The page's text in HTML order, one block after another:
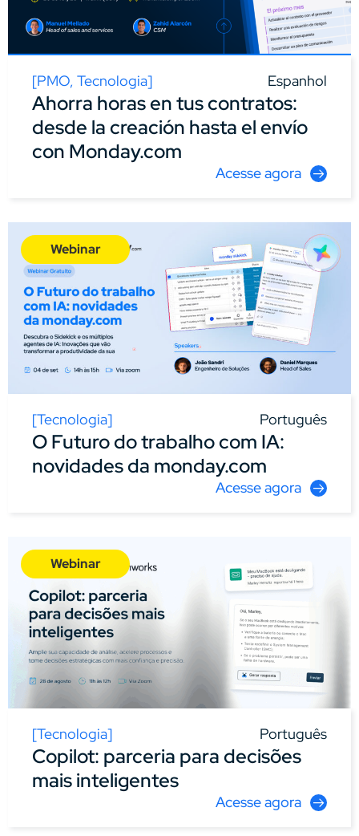
[PMO, Tecnologia] Espanhol
Ahorra horas en tus contratos:
desde la creación hasta el envío
con Monday.com
Acesse agora
Webinar
[Tecnologia] Português
O Futuro do trabalho com IA:
novidades da monday.com
Acesse agora
Webinar
[Tecnologia] Português
Copilot: parceria para decisões
mais inteligentes
Acesse agora